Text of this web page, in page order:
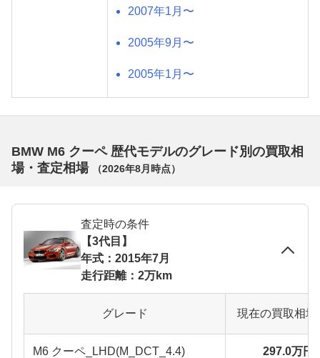
2007年1月〜
2005年9月〜
2005年1月〜
BMW M6 クーペ 歴代モデルのグレード別の買取相
場・査定相場
（2026年8月 時点）
査定時の条件
【3代目】
年式：2015年7月
走行距離：2万km
グレード 現在の買取相
M6 クーペ_LHD(M_DCT_4.4) 297.0万円